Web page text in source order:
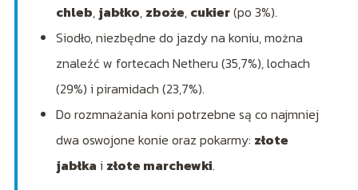
chleb, jabłko, zboże, cukier(po 3%).
Siodło, niezbędne do jazdy na koniu, można
znaleźć w fortecach Netheru (35,7%), lochach
(29%) i piramidach (23,7%).
Do rozmnażania koni potrzebne są co najmniej
dwa oswojone konie oraz pokarmy: złote
jabłka i złote marchewki.